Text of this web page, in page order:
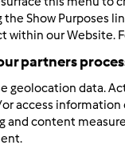
wyniki
2023 - 06:34
the Show Purposes
within our Website.
partners
geolocation data.
access
and content